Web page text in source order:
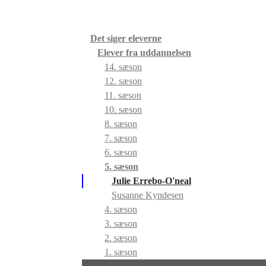
Det siger eleverne
Elever fra uddannelsen
14. sæson
12. sæson
11. sæson
10. sæson
8. sæson
7. sæson
6. sæson
5. sæson
Julie Errebo-O'neal
Susanne Kyndesen
4. sæson
3. sæson
2. sæson
1. sæson